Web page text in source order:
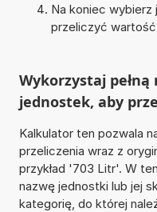
Na koniec
przeliczyć
Wykorzystaj
jednostek, aby
Kalkulator ten pozwala
przeliczenia wraz z
przykład '703 Litr'. W
nazwę jednostki lub jej
kategorię, do której